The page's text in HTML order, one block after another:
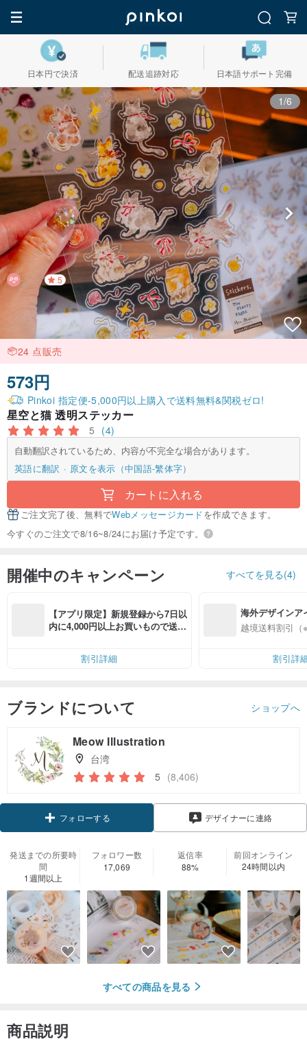
日本円で決済 配送追跡対応 日本語サポート完備
1/6
5
24 点販売
573円
Pinkoi 指定便-5,000円以上購入で送料無料&関税ゼロ!
星空と猫 透明ステッカー
5 (4)
自動翻訳されているため、内容が不完全な場合があります。
英語に翻訳
原文を表示（中国語-繁体字）
カートに入れる
ご注文完了後、無料でWebメッセージカードを作成できます。
今すぐのご注文で8/16~8/24にお届け予定です。
開催中のキャンペーン すべてを見る(4)
【アプリ限定】新規登録から7日以
内に4,000円以上お買いもので送料
割引詳細
海外デザインア
入
越境送料割引（
割引詳
ブランドについて ショップへ
Meow Illustration
台湾
5 (8,406)
デザイナーに連絡
発送までの所要時
間
1週間以上
フォロワー数
17,069
返信率
88%
前回オンライン
24時間以内
すべての商品を見る
商品説明